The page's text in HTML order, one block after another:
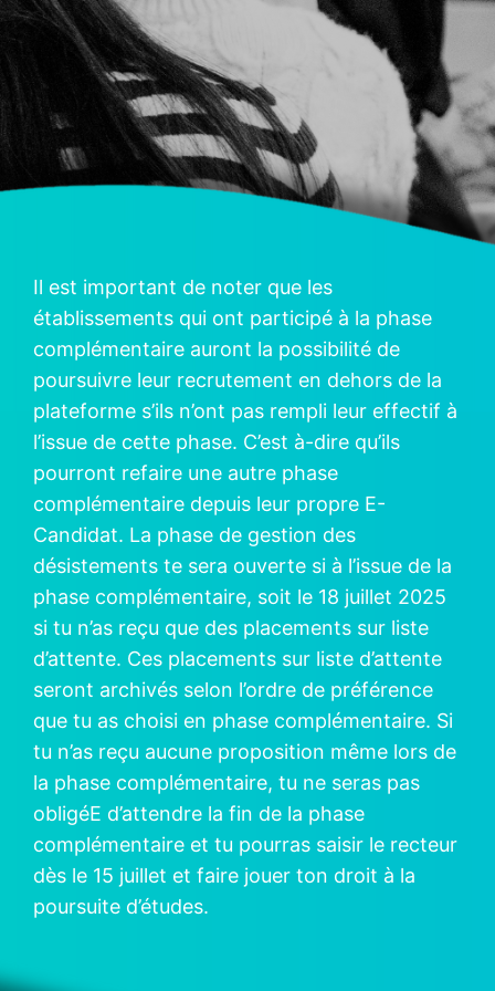
Il est important de noter que les
établissements qui ont participé à la phase
complémentaire auront la possibilité de
poursuivre leur recrutement en dehors de la
plateforme s’ils n’ont pas rempli leur effectif à
l’issue de cette phase. C’est à-dire qu’ils
pourront refaire une autre phase
complémentaire depuis leur propre E-
Candidat. La phase de gestion des
désistements te sera ouverte si à l’issue de la
phase complémentaire, soit le 18 juillet 2025
si tu n’as reçu que des placements sur liste
d’attente. Ces placements sur liste d’attente
seront archivés selon l’ordre de préférence
que tu as choisi en phase complémentaire. Si
tu n’as reçu aucune proposition même lors de
la phase complémentaire, tu ne seras pas
obligéE d’attendre la fin de la phase
complémentaire et tu pourras saisir le recteur
dès le 15 juillet et faire jouer ton droit à la
poursuite d’études.